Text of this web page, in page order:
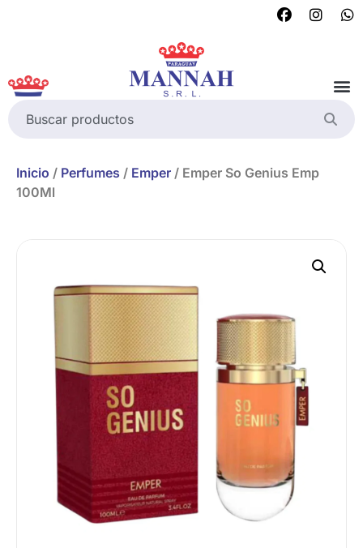
Inicio / Perfumes / Emper / Emper So Genius Emp
100Ml